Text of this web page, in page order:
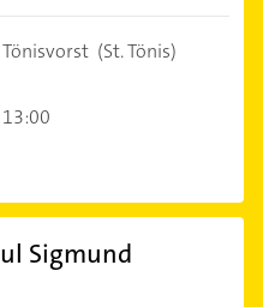
(St. Tönis)
Sigmund